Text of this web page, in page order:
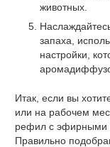
животных.
запаха,
настройки,
Итак, если вы
или на рабочем
рефил с эфирными
Правильно